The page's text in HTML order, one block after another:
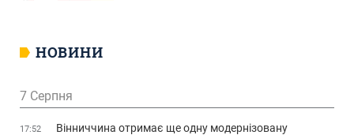
НОВИНИ
7 Серпня
17:52
Вінниччина отримає ще одну модернізовану